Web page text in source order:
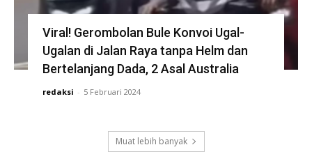
Viral! Gerombolan Bule Konvoi Ugal-
Ugalan di Jalan Raya tanpa Helm dan
Bertelanjang Dada, 2 Asal Australia
redaksi - 5 Februari 2024
Muat lebih banyak